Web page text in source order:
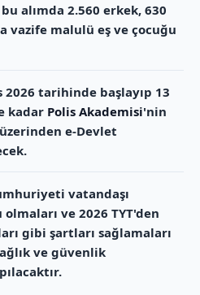
alımda 2.560 erkek, 630
vazife malulü eş ve çocuğu
2026 tarihinde başlayıp 13
kadar Polis Akademisi'nin
e-Devlet
vatandaşı
ve 2026 TYT'den
gibi şartları sağlamaları
ve güvenlik